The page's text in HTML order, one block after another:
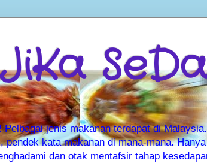
jenis makanan terdapat di
kata makanan di mana-mana.
dan otak mentafsir tahap